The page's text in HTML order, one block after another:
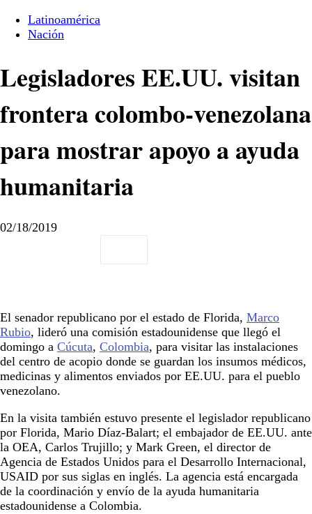
Latinoamérica
Nación
Legisladores EE.UU. visitan
frontera colombo-venezolana
para mostrar apoyo a ayuda
humanitaria
02/18/2019
El senador republicano por el estado de Florida, Marco
Rubio, lideró una comisión estadounidense que llegó el
domingo a Cúcuta, Colombia, para visitar las instalaciones
del centro de acopio donde se guardan los insumos médicos,
medicinas y alimentos enviados por EE.UU. para el pueblo
venezolano.
En la visita también estuvo presente el legislador republicano
por Florida, Mario Díaz-Balart; el embajador de EE.UU. ante
la OEA, Carlos Trujillo; y Mark Green, el director de
Agencia de Estados Unidos para el Desarrollo Internacional,
USAID por sus siglas en inglés. La agencia está encargada
de la coordinación y envío de la ayuda humanitaria
estadounidense a Colombia.